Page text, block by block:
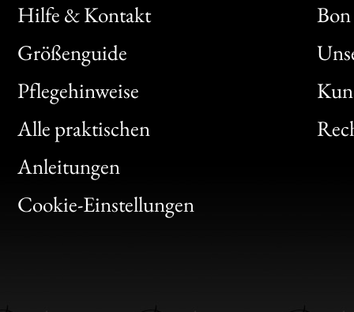
Hilfe & Kontakt
Größenguide
Pflegehinweise
Alle praktischen
Anleitungen
Cookie-Einstellungen
Bon
Clic